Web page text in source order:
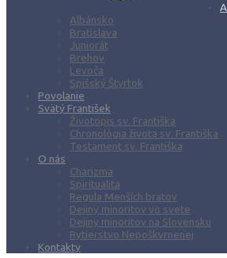
Albánsko
Bratislava
Juniorát
Brehov
Levoča
Spišský Štvrtok
Povolanie
Svätý František
Životopis sv. Františka
Chronológia života sv. Františka
Testament sv. Františka
O nás
Charizma
Spiritualita
Regula Menších bratov
Dejiny minoritov vo svete
Dejiny minoritov na Slovensku
Rytierstvo Nepoškvrnenej
Kontakty